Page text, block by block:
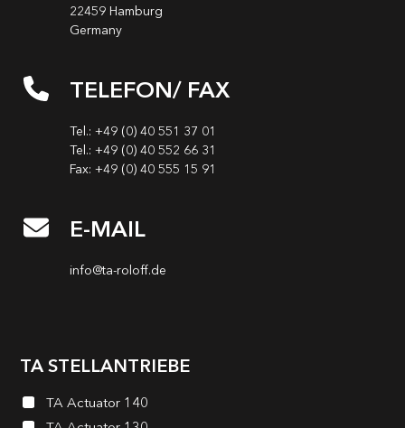
22459 Hamburg
Germany
TELEFON/ FAX
Tel.: +49 (0) 40 551 37 01
Tel.: +49 (0) 40 552 66 31
Fax: +49 (0) 40 555 15 91
E-MAIL
info@ta-roloff.de
TA STELLANTRIEBE
TA Actuator 140